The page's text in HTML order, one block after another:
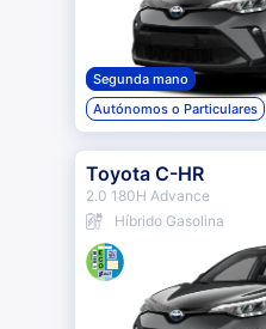
Segunda mano
Autónomos o Particulares
Toyota C-HR
2.0 180H Advance
Híbrido Gasolina